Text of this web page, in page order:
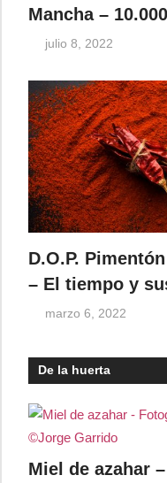
Mancha –
julio 8, 2022
D.O.P.
– El tiempo y
marzo 6, 2022
De la huerta
Miel de azahar